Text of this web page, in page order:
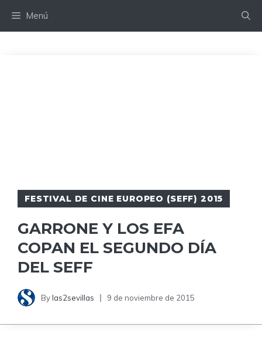
Menú
FESTIVAL DE CINE EUROPEO (SEFF) 2015
GARRONE Y LOS EFA
COPAN EL SEGUNDO DÍA
DEL SEFF
Bylas2sevillas 9 de noviembre de 2015